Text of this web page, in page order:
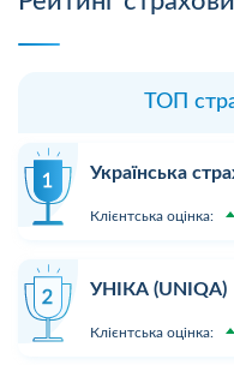
ТОП
Українська
Клієнтська оцінка:
УНІКА (UNIQA)
Клієнтська оцінка: